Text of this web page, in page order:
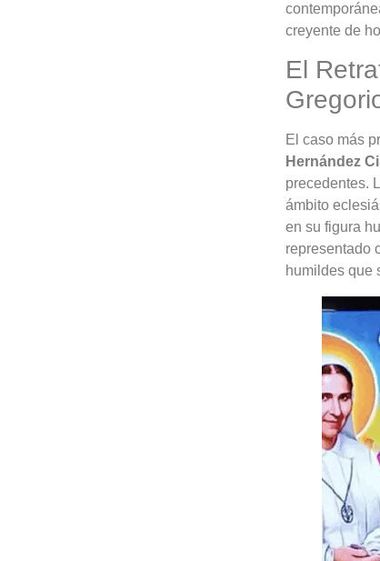
creyente de
El
El caso más
Hernández
precedentes.
ámbito
en su figura
representado
humildes que